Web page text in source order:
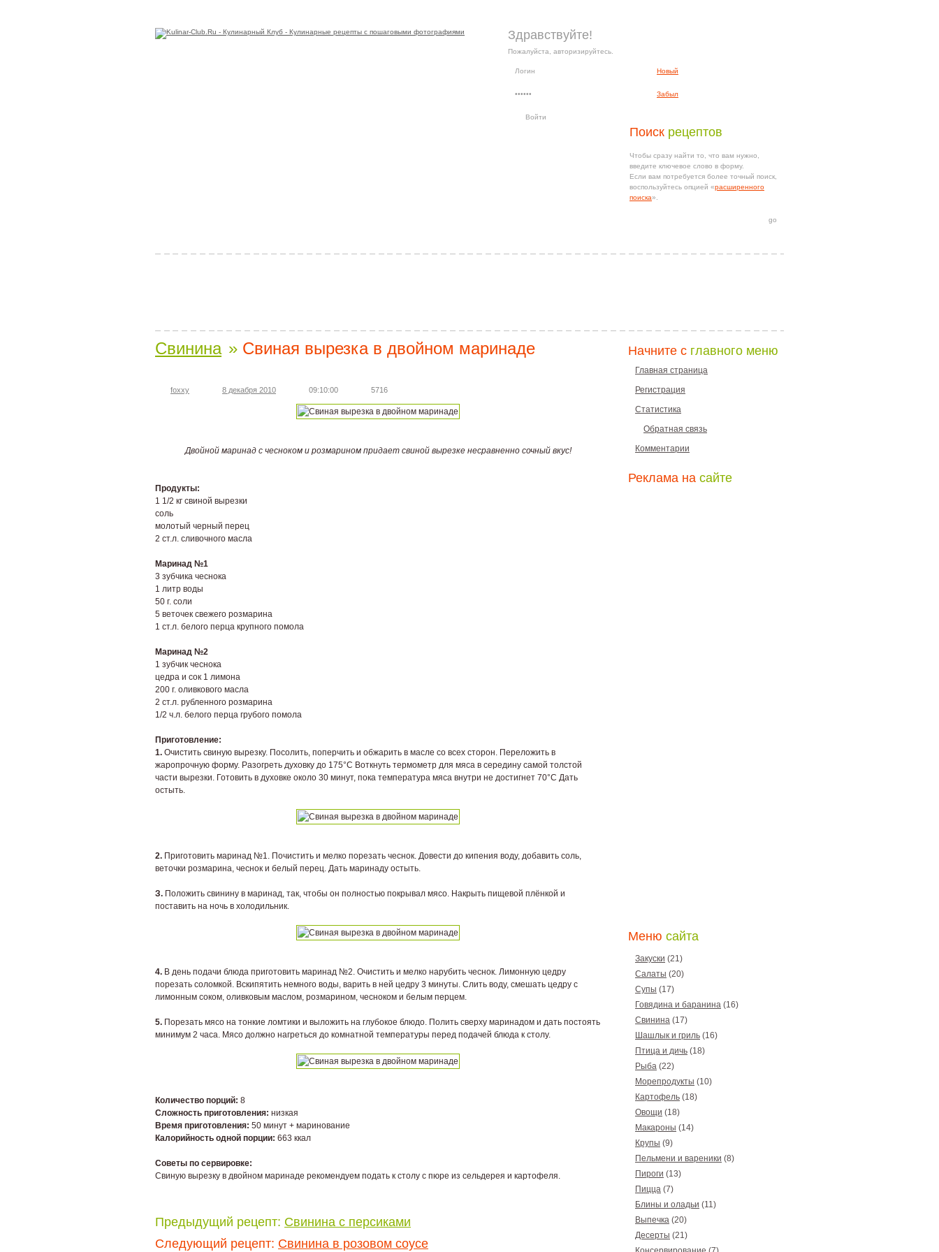
Здравствуйте!
Пожалуйста, авторизируйтесь.
Новый
Забыл
Поиск рецептов
Чтобы сразу найти то, что вам нужно,
введите ключевое слово в форму.
Если вам потребуется более точный поиск,
воспользуйтесь опцией «расширенного
поиска».
Свинина » Свиная вырезка в двойном маринаде
foxxy 8 декабря 2010 09:10:00 5716
Двойной маринад с чесноком и розмарином придает свиной вырезке несравненно сочный вкус!
Продукты:
1 1/2 кг свиной вырезки
соль
молотый черный перец
2 ст.л. сливочного масла
Маринад №1
3 зубчика чеснока
1 литр воды
50 г. соли
5 веточек свежего розмарина
1 ст.л. белого перца крупного помола
Маринад №2
1 зубчик чеснока
цедра и сок 1 лимона
200 г. оливкового масла
2 ст.л. рубленного розмарина
1/2 ч.л. белого перца грубого помола
Приготовление:
1. Очистить свиную вырезку. Посолить, поперчить и обжарить в масле со всех сторон. Переложить в
жаропрочную форму. Разогреть духовку до 175°С Воткнуть термометр для мяса в середину самой толстой
части вырезки. Готовить в духовке около 30 минут, пока температура мяса внутри не достигнет 70°С Дать
остыть.
2. Приготовить маринад №1. Почистить и мелко порезать чеснок. Довести до кипения воду, добавить соль,
веточки розмарина, чеснок и белый перец. Дать маринаду остыть.
З. Положить свинину в маринад, так, чтобы он полностью покрывал мясо. Накрыть пищевой плёнкой и
поставить на ночь в холодильник.
4. В день подачи блюда приготовить маринад №2. Очистить и мелко нарубить чеснок. Лимонную цедру
порезать соломкой. Вскипятить немного воды, варить в ней цедру 3 минуты. Слить воду, смешать цедру с
лимонным соком, оливковым маслом, розмарином, чесноком и белым перцем.
5. Порезать мясо на тонкие ломтики и выложить на глубокое блюдо. Полить сверху маринадом и дать постоять
минимум 2 часа. Мясо должно нагреться до комнатной температуры перед подачей блюда к столу.
Количество порций: 8
Сложность приготовления: низкая
Время приготовления: 50 минут + маринование
Калорийность одной порции: 663 ккал
Советы по сервировке:
Свиную вырезку в двойном маринаде рекомендуем подать к столу с пюре из сельдерея и картофеля.
Предыдущий рецепт: Свинина с персиками
Следующий рецепт: Свинина в розовом соусе
Начните с главного меню
Главная страница
Регистрация
Статистика
Обратная связь
Комментарии
Реклама на сайте
Меню сайта
Закуски (21)
Салаты (20)
Супы (17)
Говядина и баранина (16)
Свинина (17)
Шашлык и гриль (16)
Птица и дичь (18)
Рыба (22)
Морепродукты (10)
Картофель (18)
Овощи (18)
Макароны (14)
Крупы (9)
Пельмени и вареники (8)
Пироги (13)
Пицца (7)
Блины и оладьи (11)
Выпечка (20)
Десерты (21)